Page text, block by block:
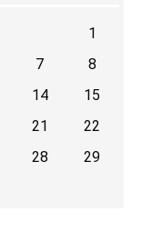
1
7
8
14
15
21
22
28
29